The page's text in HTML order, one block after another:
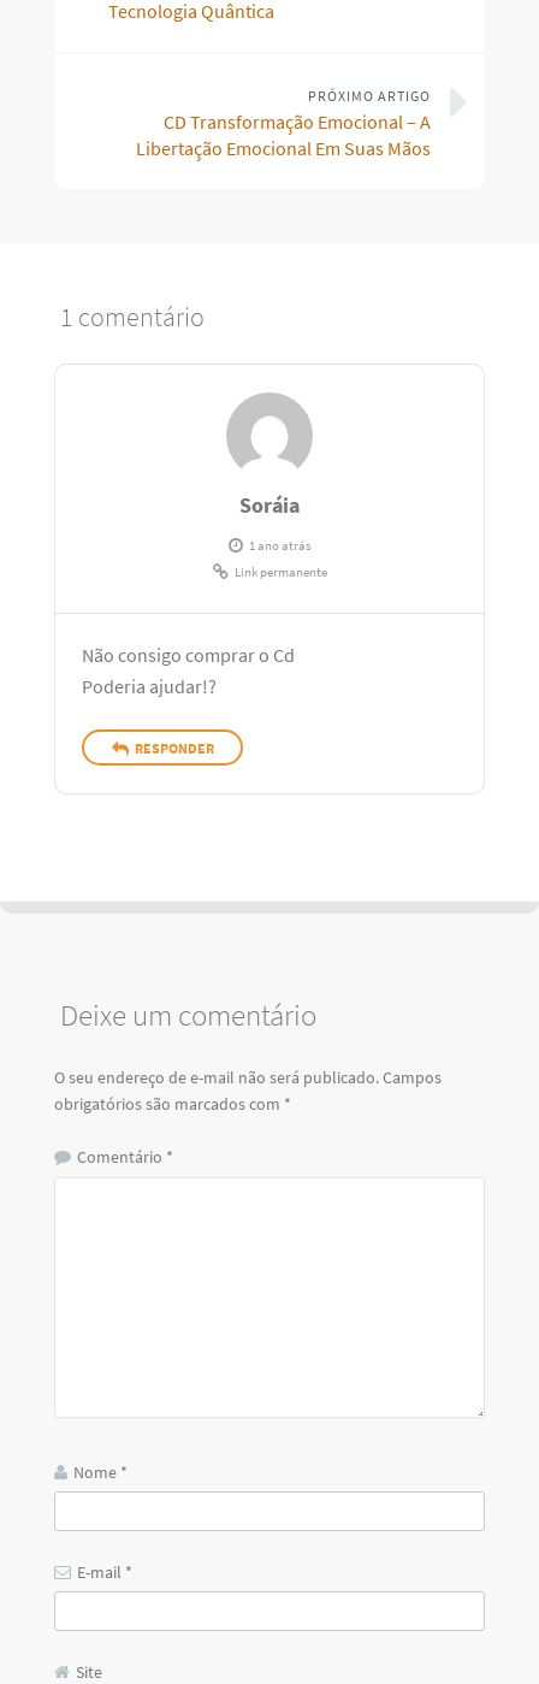
Tecnologia Quântica
PRÓXIMO ARTIGO
CD Transformação Emocional – A
Libertação Emocional Em Suas Mãos
1 comentário
Soráia
1 ano atrás
Link permanente
Não consigo comprar o Cd
Poderia ajudar!?
RESPONDER
Deixe um comentário
O seu endereço de e-mail não será publicado.Campos
obrigatórios são marcados com *
Comentário *
Nome *
E-mail *
Site